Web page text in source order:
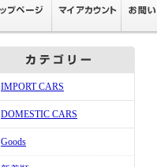
IMPORT CARS
DOMESTIC CARS
Goods